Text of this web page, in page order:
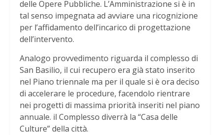
delle Opere Pubbliche. L’Amministrazione si è in
tal senso impegnata ad avviare una ricognizione
per l’affidamento dell’incarico di progettazione
dell’intervento.
Analogo provvedimento riguarda il complesso di
San Basilio, il cui recupero era già stato inserito
nel Piano triennale ma per il quale si è ora deciso
di accelerare le procedure, facendolo rientrare
nei progetti di massima priorità inseriti nel piano
annuale. il Complesso diverrà la “Casa delle
Culture” della città.